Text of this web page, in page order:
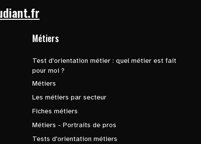
Métiers
Test d'orientation métier : quel métier est fait
pour moi ?
Métiers
Les métiers par secteur
Fiches métiers
Métiers - Portraits de pros
Tests d'orientation métiers